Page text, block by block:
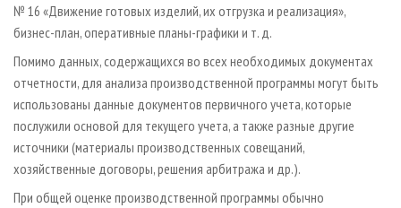
№ 16 «Движение готовых изделий, их отгрузка и реализация»,
бизнес-план, оперативные планы-графики и т. д.
Помимо данных, содержащихся во всех необходимых документах
отчетности, для анализа производственной программы могут быть
использованы данные документов первичного учета, которые
послужили основой для текущего учета, а также разные другие
источники (материалы производственных совещаний,
хозяйственные договоры, решения арбитража и др.).
При общей оценке производственной программы обычно